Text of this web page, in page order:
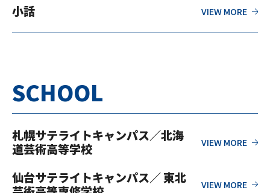
小話
SCHOOL
札幌サテライトキャンパス／北海
道芸術高等学校
仙台サテライトキャンパス／ 東北